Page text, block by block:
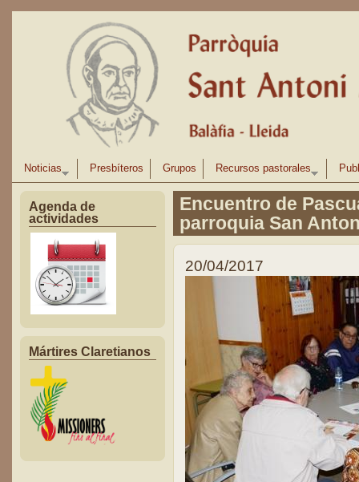
Pasar al contenido principal
Noticias Presbíteros Grupos Recursos pastorales
Agenda de
actividades
Mártires Claretianos
Encuentro de
parroquia San
20/04/2017